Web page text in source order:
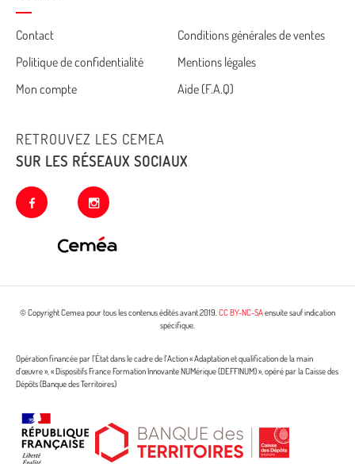
Cemea
footer
Contact
Conditions générales de ventes
Politique de confidentialité
Mentions légales
Mon compte
Aide (F.A.Q)
RETROUVEZ LES CEMEA
SUR LES RÉSEAUX SOCIAUX
facebook instagram
© Copyright Cemea pour tous les contenus édités avant 2019.CC BY-NC-SAensuite sauf indication
spécifique.
Opération financée par l’État dans le cadre de l’Action « Adaptation et qualification de la main
d’œuvre », « Dispositifs France Formation Innovante NUMérique (DEFFINUM) », opéré par la Caisse des
Dépôts (Banque des Territoires)